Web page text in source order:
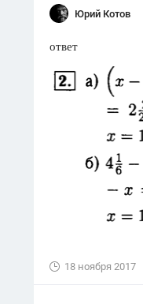
Юрий Котов
ответ
18 ноября 2017